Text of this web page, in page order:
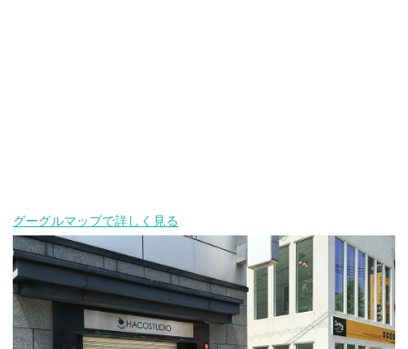
グーグルマップで詳しく見る